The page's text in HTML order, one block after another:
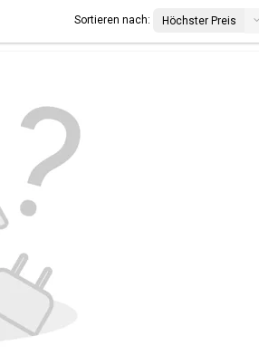
Sortieren nach:
Höchster Preis